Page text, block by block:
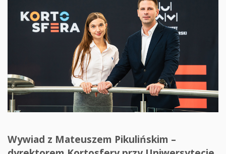
Wywiad z Mateuszem Pikulińskim –